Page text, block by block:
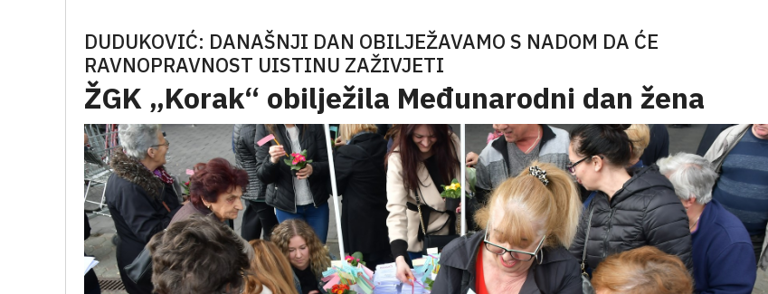
DUDUKOVIĆ: DANAŠNJI DAN OBILJEŽAVAMO S NADOM DA ĆE
RAVNOPRAVNOST UISTINU ZAŽIVJETI
ŽGK „Korak“ obilježila Međunarodni dan žena